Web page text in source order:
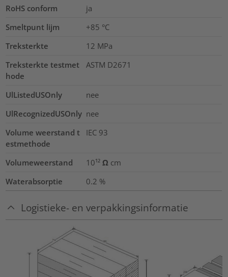
RoHS conform
ja
Smeltpunt lijm
+85 °C
Treksterkte
12 MPa
Treksterkte testmet
hode
ASTM D2671
UlListedUSOnly
nee
UlRecognizedUSOnly nee
Volume weerstand t
estmethode
IEC 93
Volumeweerstand
10¹² Ω cm
Waterabsorptie
0.2 %
Logistieke- en verpakkingsinformatie